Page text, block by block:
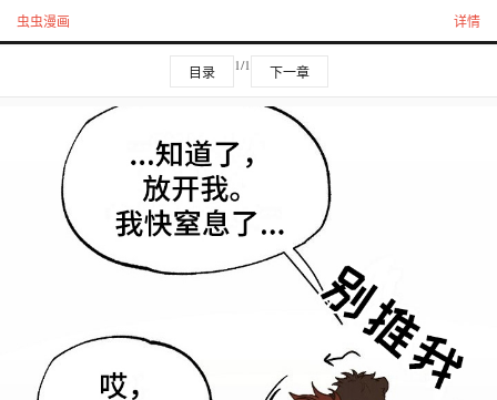
虫虫漫画 详情
目录 1/1 下一章